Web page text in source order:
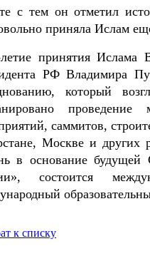
с тем он отметил
приняла Ислам
летие принятия Ислама
РФ Владимира
который
проведение
саммитов,
Москве и других
в основание
состоится
к списку